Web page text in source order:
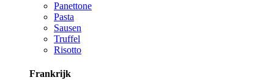
Panettone
Pasta
Sausen
Truffel
Risotto
Frankrijk